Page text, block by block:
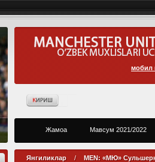
мобил
Жамоа Мавсум 2021/2022
Янгиликлар / MEN: «МЮ»